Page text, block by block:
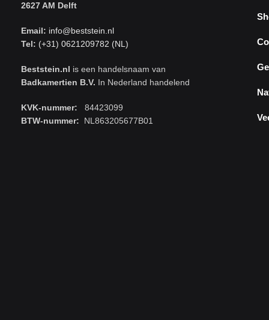
2627 AM Delft
Email: info@beststein.nl
Tel: (+31) 0621209782 (NL)
Beststein.nl is een handelsnaam van
Badkamertien B.V. In Nederland handelend
KVK-nummer: 84423099
BTW-nummer: NL863205677B01